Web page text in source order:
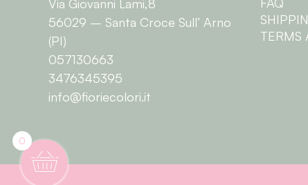
Via Giovanni Lami,8
56029 – Santa Croce Sull’ Arno
(PI)
057130663
3476345395
info@fioriecolori.it
TERMS
0